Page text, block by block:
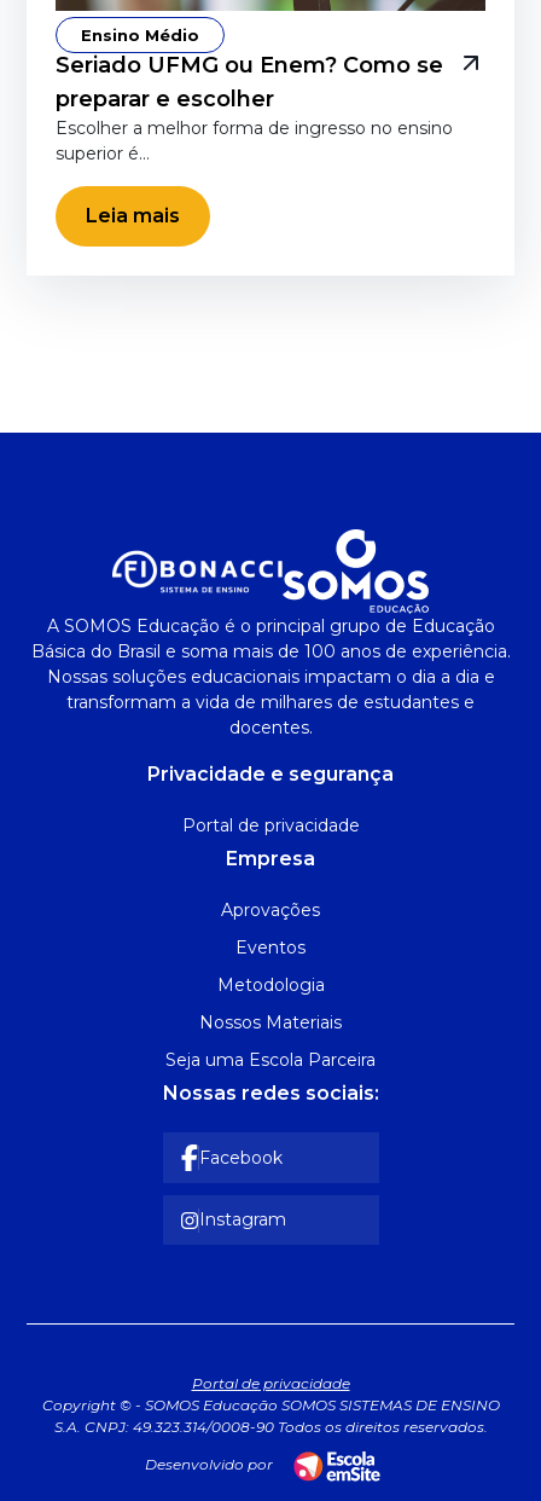
Ensino Médio
Seriado UFMG ou Enem? Como se
preparar e escolher
Escolher a melhor forma de ingresso no ensino
superior é…
Leia mais
A SOMOS Educação é o principal grupo de Educação
Básica do Brasil e soma mais de 100 anos de experiência.
Nossas soluções educacionais impactam o dia a dia e
transformam a vida de milhares de estudantes e
docentes.
Privacidade e segurança
Portal de privacidade
Empresa
Aprovações
Eventos
Metodologia
Nossos Materiais
Seja uma Escola Parceira
Nossas redes sociais:
Facebook
Instagram
Portal de privacidade
Copyright © - SOMOS Educação SOMOS SISTEMAS DE ENSINO
S.A. CNPJ: 49.323.314/0008-90 Todos os direitos reservados.
Desenvolvido por